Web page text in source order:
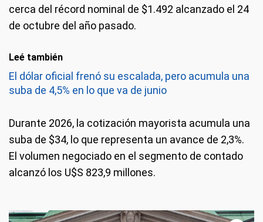
cerca del récord nominal de $1.492 alcanzado el 24
de octubre del año pasado.
Leé también
El dólar oficial frenó su escalada, pero acumula una
suba de 4,5% en lo que va de junio
Durante 2026, la cotización mayorista acumula una
suba de $34, lo que representa un avance de 2,3%.
El volumen negociado en el segmento de contado
alcanzó los U$S 823,9 millones.